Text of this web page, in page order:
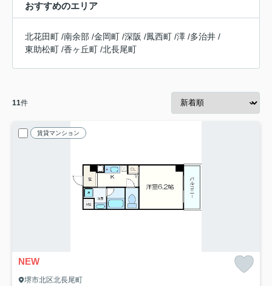
おすすめのエリア
北花田町 /南余部 /金岡町 /深阪 /鳳西町 /澤 /多治井 /
東助松町 /香ヶ丘町 /北長尾町
11件
賃貸マンション
NEW
堺市北区北長尾町